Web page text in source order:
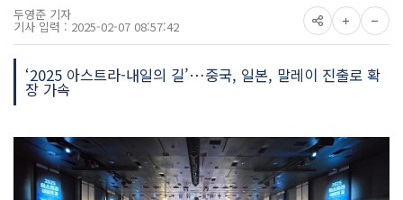
두영준 기자
기사 입력 : 2025-02-07 08:57:42
‘2025 아스트라-내일의 길’…중국, 일본, 말레이 진출로 확
장 가속